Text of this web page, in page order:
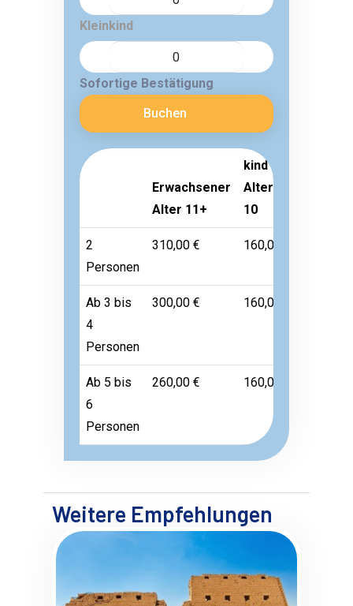
Kleinkind
Sofortige Bestätigung
Buchen
Erwachsener
Alter 11+
kind
Alter 3-
10
2
Personen
310,00 € 160,00 €
Ab 3 bis
4
Personen
300,00 € 160,00 €
Ab 5 bis
6
Personen
260,00 € 160,00 €
Weitere Empfehlungen